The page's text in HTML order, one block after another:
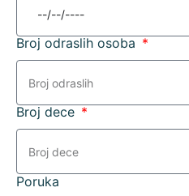
Broj odraslih osoba
Broj dece
Poruka